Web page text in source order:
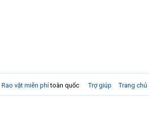
Trợ giúp Trang chủ
Rao vặt miễn phítoàn quốc